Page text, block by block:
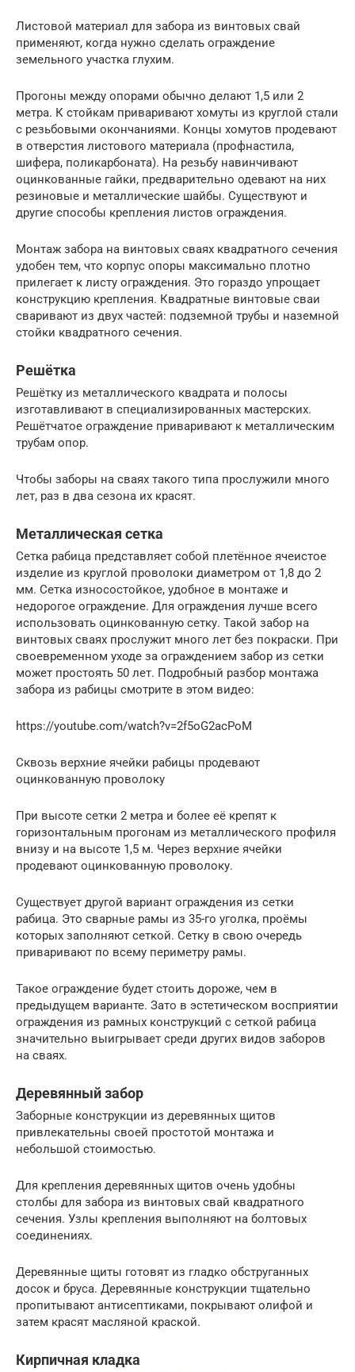
Листовой материал для забора из винтовых свай
применяют, когда нужно сделать ограждение
земельного участка глухим.
Прогоны между опорами обычно делают 1,5 или 2
метра. К стойкам приваривают хомуты из круглой стали
с резьбовыми окончаниями. Концы хомутов продевают
в отверстия листового материала (профнастила,
шифера, поликарбоната). На резьбу навинчивают
оцинкованные гайки, предварительно одевают на них
резиновые и металлические шайбы. Существуют и
другие способы крепления листов ограждения.
Монтаж забора на винтовых сваях квадратного сечения
удобен тем, что корпус опоры максимально плотно
прилегает к листу ограждения. Это гораздо упрощает
конструкцию крепления. Квадратные винтовые сваи
сваривают из двух частей: подземной трубы и наземной
стойки квадратного сечения.
Решётка
Решётку из металлического квадрата и полосы
изготавливают в специализированных мастерских.
Решётчатое ограждение приваривают к металлическим
трубам опор.
Чтобы заборы на сваях такого типа прослужили много
лет, раз в два сезона их красят.
Металлическая сетка
Сетка рабица представляет собой плетённое ячеистое
изделие из круглой проволоки диаметром от 1,8 до 2
мм. Сетка износостойкое, удобное в монтаже и
недорогое ограждение. Для ограждения лучше всего
использовать оцинкованную сетку. Такой забор на
винтовых сваях прослужит много лет без покраски. При
своевременном уходе за ограждением забор из сетки
может простоять 50 лет. Подробный разбор монтажа
забора из рабицы смотрите в этом видео:
https://youtube.com/watch?v=2f5oG2acPoM
Сквозь верхние ячейки рабицы продевают
оцинкованную проволоку
При высоте сетки 2 метра и более её крепят к
горизонтальным прогонам из металлического профиля
внизу и на высоте 1,5 м. Через верхние ячейки
продевают оцинкованную проволоку.
Существует другой вариант ограждения из сетки
рабица. Это сварные рамы из 35-го уголка, проёмы
которых заполняют сеткой. Сетку в свою очередь
приваривают по всему периметру рамы.
Такое ограждение будет стоить дороже, чем в
предыдущем варианте. Зато в эстетическом восприятии
ограждения из рамных конструкций с сеткой рабица
значительно выигрывает среди других видов заборов
на сваях.
Деревянный забор
Заборные конструкции из деревянных щитов
привлекательны своей простотой монтажа и
небольшой стоимостью.
Для крепления деревянных щитов очень удобны
столбы для забора из винтовых свай квадратного
сечения. Узлы крепления выполняют на болтовых
соединениях.
Деревянные щиты готовят из гладко обструганных
досок и бруса. Деревянные конструкции тщательно
пропитывают антисептиками, покрывают олифой и
затем красят масляной краской.
Кирпичная кладка